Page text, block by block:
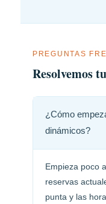
PREGUNTAS
Resolvemos
¿Cómo
dinámicos?
Empieza poco
reservas
punta y las